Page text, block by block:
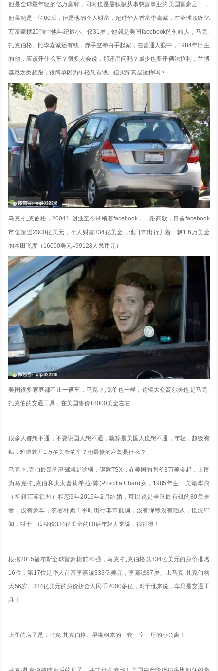
他是全球最年轻的亿万富翁，同时也是最积极从事慈善事业的美国富豪之一，
他虽然是一位80后，但是他的个人财富，超过华人首富李嘉诚，在全球顶级亿
万富豪榜20强中他年纪最小、仅31岁 ，他就是美国facebook的创始人，马克·
扎克伯格。比李嘉诚还有钱，赤手空拳白手起家，在普通人眼中，1984年出生
的他，应该开什么车？很多人会说，那还用问吗？最少也要开辆法拉利，兰博
基尼之类超跑，很简单因为年轻又有钱。但实际真是这样吗？
马克·扎克伯格，2004年创业至今带领着facebook，一路高歌，目前facebook
市值超过2300亿美元，个人财富334亿美金，他日常出行开着一辆1.6万美金
的本田飞度（16000美元=99128人民币元）
美国很多家庭都不止一辆车，马克·扎克伯也一样，这辆大众高尔夫也是马克·
扎克伯的交通工具，在美国售价18000美金左右
很多人都想不通，不要说国人想不通，就算是美国人也想不通，年轻，超级有
钱，难道就开1万多美金的车？他最贵的座驾是什么？
马克·扎克伯最贵的座驾就是这辆，讴歌TSX，在美国的售价3万美金起，上图
为马克·扎克伯和太太普莉希拉·陈(Priscilla Chan)女，1985年生，美籍华裔
（祖籍江苏徐州）相恋9年2015年2月结婚，可以说是全球最有钱的80后夫
妻， 没有豪车，衣着朴素！平时出行非常低调，没有保镖没有随从，也没绯
闻，对于一位身价334亿美金的80后年轻人来说，很难得！
根据2015福布斯全球富豪榜前20强，马克·扎克伯格以334亿美元的身价排名
16位，第17位是华人首富李嘉诚333亿美元，李嘉诚87岁、比马克·扎克伯格
大56岁。334亿美元的身价折合人民币2000多亿， 对于他来说，车只是交通工
具！
上图的房子是，马克·扎克伯格、早期租来的一套一室一厅的小公寓！